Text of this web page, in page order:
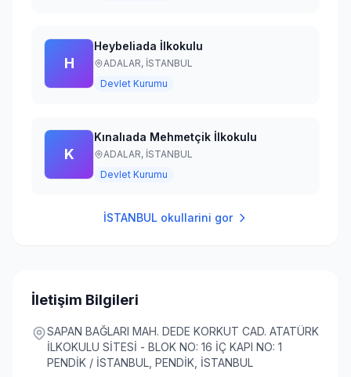
H
Heybeliada İlkokulu
ADALAR, İSTANBUL
Devlet Kurumu
K
Kınalıada Mehmetçik İlkokulu
ADALAR, İSTANBUL
Devlet Kurumu
İSTANBUL okullarini gor
İletişim Bilgileri
SAPAN BAĞLARI MAH. DEDE KORKUT CAD. ATATÜRK
İLKOKULU SİTESİ - BLOK NO: 16 İÇ KAPI NO: 1
PENDİK / İSTANBUL, PENDİK, İSTANBUL